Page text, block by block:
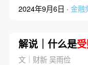
2024年9月6日 · 金融
解说｜什么是
文｜财新 吴雨俭